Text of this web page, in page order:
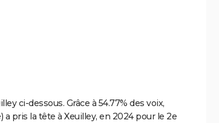
ci-dessous. Grâce à 54.77% des voix,
pris la tête à Xeuilley, en 2024 pour le 2e